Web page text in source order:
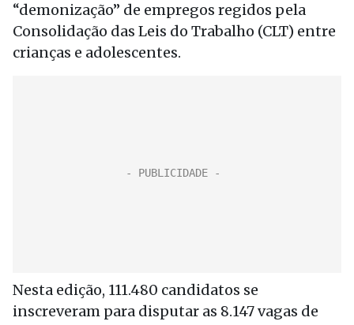
“demonização” de empregos regidos pela
Consolidação das Leis do Trabalho (CLT) entre
crianças e adolescentes.
Nesta edição, 111.480 candidatos se
inscreveram para disputar as 8.147 vagas de